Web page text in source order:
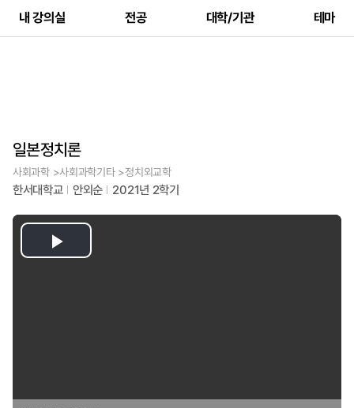
내 강의실 전공 대학/기관 테마
일본정치론
사회과학 >사회과학기타 >정치외교학
한서대학교 안외순 2021년 2학기
Play